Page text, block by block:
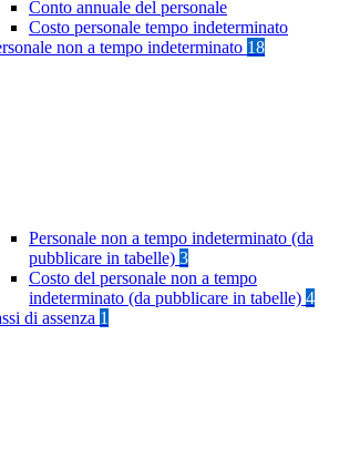
Conto annuale del personale
Costo personale tempo indeterminato
non a tempo indeterminato 18
Personale non a tempo indeterminato (da
pubblicare in tabelle) 3
Costo del personale non a tempo
indeterminato (da pubblicare in tabelle) 4
di assenza 1